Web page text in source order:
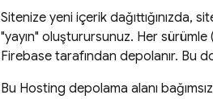
Sitenize yeni içerik dağıttığınızda,
"yayın" oluşturursunuz. Her
Firebase tarafından depolanır. Bu
Bu Hosting depolama alanı